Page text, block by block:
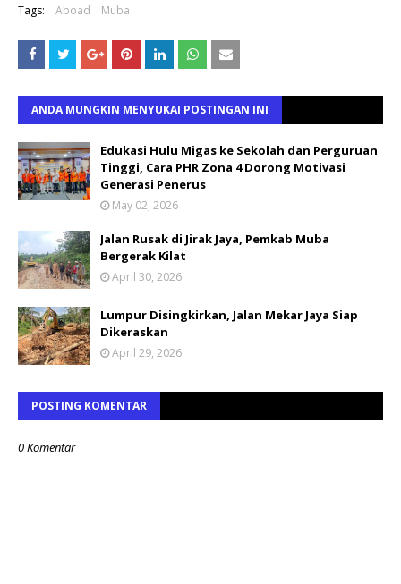
Tags: Aboad Muba
ANDA MUNGKIN MENYUKAI POSTINGAN INI
Edukasi Hulu Migas ke Sekolah dan Perguruan
Tinggi, Cara PHR Zona 4 Dorong Motivasi
Generasi Penerus
May 02, 2026
Jalan Rusak di Jirak Jaya, Pemkab Muba
Bergerak Kilat
April 30, 2026
Lumpur Disingkirkan, Jalan Mekar Jaya Siap
Dikeraskan
April 29, 2026
POSTING KOMENTAR
0 Komentar